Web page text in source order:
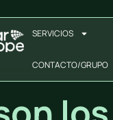
SERVICIOS
CONTACTO/GRUPO